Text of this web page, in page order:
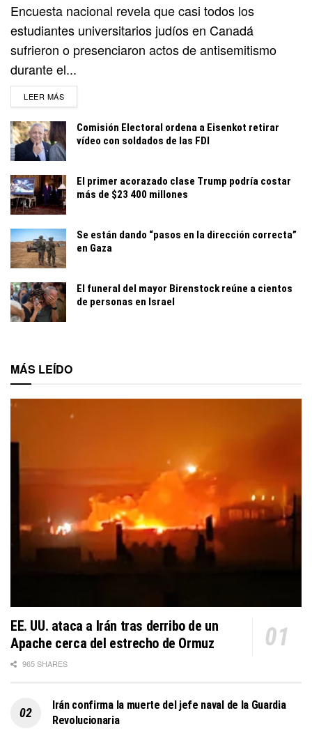
Encuesta nacional revela que casi todos los
estudiantes universitarios judíos en Canadá
sufrieron o presenciaron actos de antisemitismo
durante el...
LEER MÁSDETAILS
Comisión Electoral ordena a Eisenkot retirar
vídeo con soldados de las FDI
El primer acorazado clase Trump podría costar
más de $23 400 millones
Se están dando “pasos en la dirección correcta”
en Gaza
El funeral del mayor Birenstock reúne a cientos
de personas en Israel
MÁS LEÍDO
EE. UU. ataca a Irán tras derribo de un
Apache cerca del estrecho de Ormuz
965 SHARES
Irán confirma la muerte del jefe naval de la Guardia
Revolucionaria